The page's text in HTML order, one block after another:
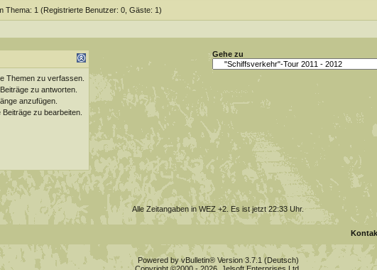
Thema: 1 (Registrierte Benutzer: 0, Gäste: 1)
Themen zu verfassen.
zu antworten.
anzufügen.
Beiträge zu bearbeiten.
Gehe zu
Alle Zeitangaben in WEZ +2. Es ist jetzt22:33Uhr.
Powered by vBulletin® Version 3.7.1 (Deutsch)